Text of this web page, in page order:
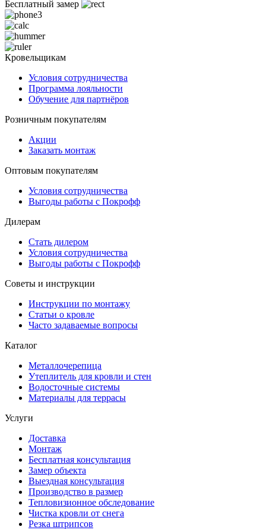
Бесплатный замер
Кровельщикам
Условия сотрудничества
Программа лояльности
Обучение для партнёров
Розничным покупателям
Акции
Заказать монтаж
Оптовым покупателям
Условия сотрудничества
Выгоды работы с Покрофф
Дилерам
Стать дилером
Условия сотрудничества
Выгоды работы с Покрофф
Советы и инструкции
Инструкции по монтажу
Статьи о кровле
Часто задаваемые вопросы
Каталог
Металлочерепица
Утеплитель для кровли и стен
Водосточные системы
Материалы для террасы
Услуги
Доставка
Монтаж
Бесплатная консультация
Замер объекта
Выездная консультация
Производство в размер
Тепловизионное обследование
Чистка кровли от снега
Резка штрипсов